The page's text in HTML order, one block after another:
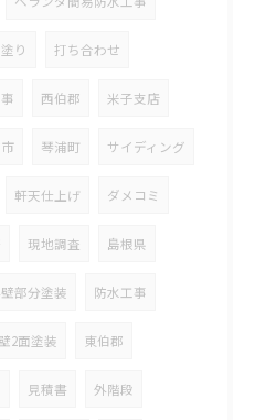
り 打ち合わせ
西伯郡 米子支店
琴浦町 サイディング
軒天仕上げ ダメコミ
現地調査 島根県
部分塗装 防水工事
2面塗装 東伯郡
見積書 外階段